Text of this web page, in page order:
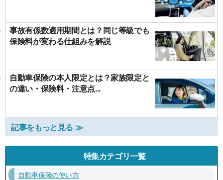
事故有係数適用期間とは？同じ等級でも
保険料が変わる仕組みを解説
自動車保険の本人限定とは？家族限定と
の違い・保険料・注意点...
記事をもっと見る ≫
特集カテゴリ一覧
自動車保険の使い方